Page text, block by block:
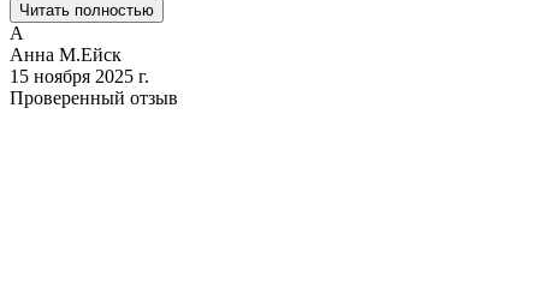
Читать полностью
А
Анна М.Ейск
15 ноября 2025 г.
Проверенный отзыв